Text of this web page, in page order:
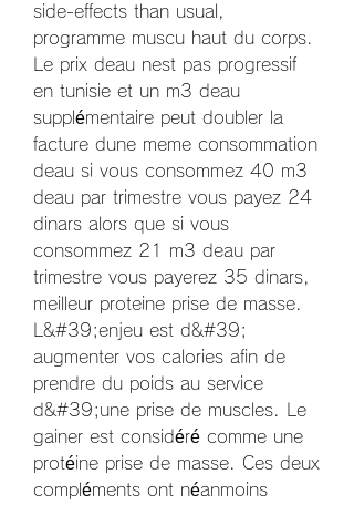
side-effects than usual,
programme muscu haut du corps.
Le prix deau nest pas progressif
en tunisie et un m3 deau
supplémentaire peut doubler la
facture dune meme consommation
deau si vous consommez 40 m3
deau par trimestre vous payez 24
dinars alors que si vous
consommez 21 m3 deau par
trimestre vous payerez 35 dinars,
meilleur proteine prise de masse.
L&#39;enjeu est d&#39;
augmenter vos calories afin de
prendre du poids au service
d&#39;une prise de muscles. Le
gainer est considéré comme une
protéine prise de masse. Ces deux
compléments ont néanmoins